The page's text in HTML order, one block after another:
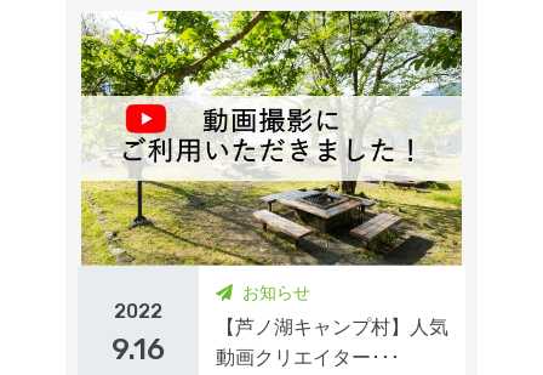
2022
9.16
お知らせ
【芦ノ湖キャンプ村】人気
動画クリエイター･･･